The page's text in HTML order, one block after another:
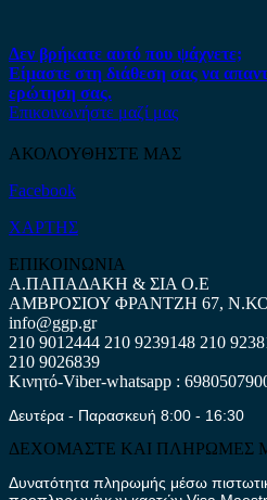
Δεν βρήκατε αυτό που ψάχνετε;
Είμαστε στη διάθεση σας να
ερώτηση σας.
Επικοινωνήστε μαζί μας
ΑΚΟΛΟΥΘΗΣΤΕ ΜΑΣ
Facebook
ΧΑΡΤΗΣ
ΕΠΙΚΟΙΝΩΝΙΑ
Α.ΠΑΠΑΔΑΚΗ & ΣΙΑ Ο.Ε
ΑΜΒΡΟΣΙΟΥ ΦΡΑΝΤΖΗ 67,
info@ggp.gr
210 9012444 210 9239148 210
210 9026839
Κινητό-Viber-whatsapp :
Δευτέρα - Παρασκευή 8:00 - 16:30
ΔΕΧΟΜΑΣΤΕ ΚΑΙ ΠΛΗΡΩΜΕΣ
Δυνατότητα πληρωμής μέσω